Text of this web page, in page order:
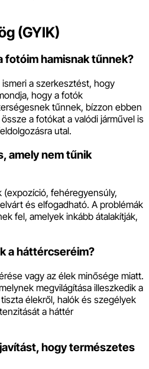
(GYIK)
fotóim hamisnak tűnnek?
a szerkesztést, hogy
hogy a fotók
tűnnek, bízzon ebben
a fotókat a valódi járművel is
utal.
amely nem tűnik
(expozíció, fehéregyensúly,
és elfogadható. A problémák
fel, amelyek inkább átalakítják,
a háttércseréim?
vagy az élek minősége miatt.
megvilágítása illeszkedik a
élekről, halók és szegélyek
a háttér
hogy természetes